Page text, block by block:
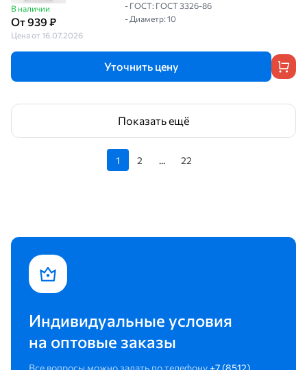
В наличии
От 939 ₽
Цена от 16.07.2026
- ГОСТ: ГОСТ 3326-86
- Диаметр: 10
Уточнить цену
Показать ещё
1 2 ... 22
Индивидуальные условия
на оптовые заказы
Все вопросы можно задать по телефону +7 (8512)